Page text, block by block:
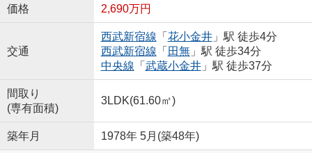
価格 2,690万円
交通
西武新宿線 「 花小金井」駅 徒歩4分
西武新宿線 「 田無」駅 徒歩34分
中央線 「 武蔵小金井」駅 徒歩37分
間取り
(専有面積)
3LDK(61.60㎡)
築年月 1978年 5月(築48年)